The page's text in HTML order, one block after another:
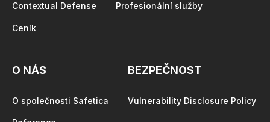
Contextual Defense
Ceník
Profesionální služby
O NÁS
O společnosti Safetica
BEZPEČNOST
Vulnerability Disclosure Policy